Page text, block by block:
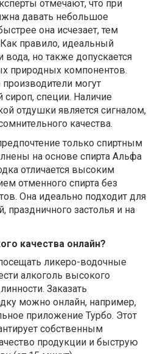
отмечают, что при
давать небольшое
она исчезает, тем
правило, идеальный
вода, но также допускается
природных компонентов.
могут
специи. Наличие
отдушки является сигналом,
качества.
только спиртным
на основе спирта Альфа
отличается высоким
отменного спирта без
Она идеально подходит для
праздничного застолья и на
качества онлайн?
ликеро-водочные
алкоголь высокого
Заказать
можно онлайн, например,
приложение Турбо. Этот
собственным
продукции и быструю